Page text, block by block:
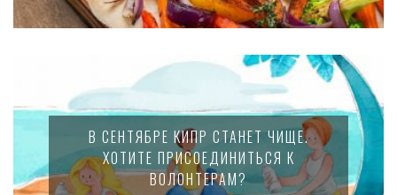
В СЕНТЯБРЕ КИПР СТАНЕТ ЧИЩЕ.
ХОТИТЕ ПРИСОЕДИНИТЬСЯ К
ВОЛОНТЕРАМ?